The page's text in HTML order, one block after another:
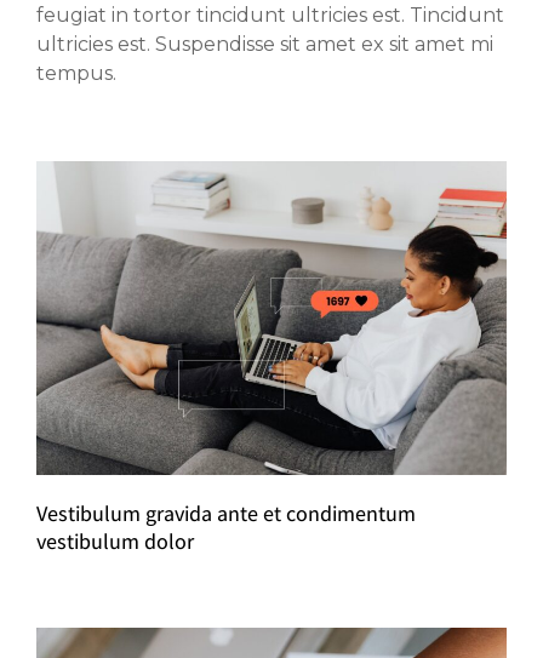
feugiat in tortor tincidunt ultricies est. Tincidunt
ultricies est. Suspendisse sit amet ex sit amet mi
tempus.
Vestibulum gravida ante et condimentum
vestibulum dolor